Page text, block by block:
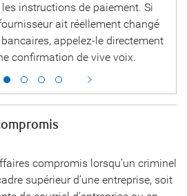
instructions de paiement. Si
ait réellement changé
appelez-le directement
confirmation de vive voix.
compromis lorsqu’un criminel
supérieur d’une entreprise, soit